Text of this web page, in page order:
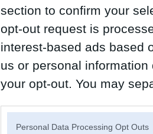
section to confirm your
opt-out request is
interest-based ads based
us or personal
your opt-out. You may
Personal Data Processing Opt Outs